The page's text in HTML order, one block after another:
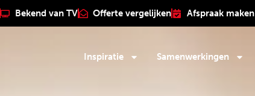
Bekend van TV Offerte vergelijken Afspraak maken
Inspiratie Samenwerkingen